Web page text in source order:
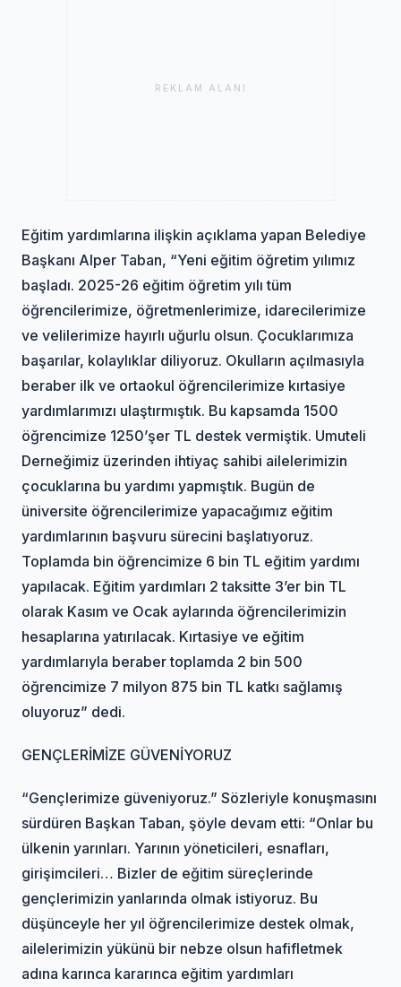
REKLAM ALANI
Eğitim yardımlarına ilişkin açıklama yapan Belediye
Başkanı Alper Taban, “Yeni eğitim öğretim yılımız
başladı. 2025-26 eğitim öğretim yılı tüm
öğrencilerimize, öğretmenlerimize, idarecilerimize
ve velilerimize hayırlı uğurlu olsun. Çocuklarımıza
başarılar, kolaylıklar diliyoruz. Okulların açılmasıyla
beraber ilk ve ortaokul öğrencilerimize kırtasiye
yardımlarımızı ulaştırmıştık. Bu kapsamda 1500
öğrencimize 1250’şer TL destek vermiştik. Umuteli
Derneğimiz üzerinden ihtiyaç sahibi ailelerimizin
çocuklarına bu yardımı yapmıştık. Bugün de
üniversite öğrencilerimize yapacağımız eğitim
yardımlarının başvuru sürecini başlatıyoruz.
Toplamda bin öğrencimize 6 bin TL eğitim yardımı
yapılacak. Eğitim yardımları 2 taksitte 3’er bin TL
olarak Kasım ve Ocak aylarında öğrencilerimizin
hesaplarına yatırılacak. Kırtasiye ve eğitim
yardımlarıyla beraber toplamda 2 bin 500
öğrencimize 7 milyon 875 bin TL katkı sağlamış
oluyoruz” dedi.
GENÇLERİMİZE GÜVENİYORUZ
“Gençlerimize güveniyoruz.” Sözleriyle konuşmasını
sürdüren Başkan Taban, şöyle devam etti: “Onlar bu
ülkenin yarınları. Yarının yöneticileri, esnafları,
girişimcileri… Bizler de eğitim süreçlerinde
gençlerimizin yanlarında olmak istiyoruz. Bu
düşünceyle her yıl öğrencilerimize destek olmak,
ailelerimizin yükünü bir nebze olsun hafifletmek
adına karınca kararınca eğitim yardımları